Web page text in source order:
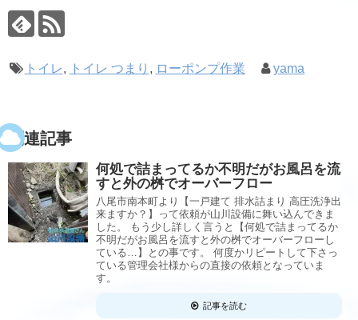
トイレ, トイレ つまり , ローポンプ作業 yama
関連記事
何処で詰まってるか不明だがお風呂を流
すと外の桝でオーバーフロー
八尾市南本町より【一戸建て 排水詰まり 高圧洗浄出
来ますか？】って依頼が山川設備に舞い込んできま
した。 もう少し詳しく言うと【何処で詰まってるか
不明だがお風呂を流すと外の桝でオーバーフローし
ている…】との事です。 何度かリピートして下さっ
ている管理会社様からの直接の依頼となっていま
す。
記事を読む